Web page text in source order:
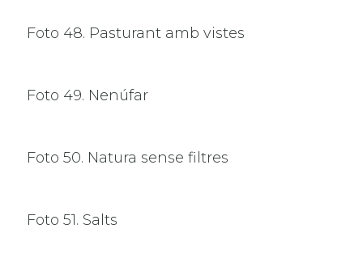
Foto 48. Pasturant amb vistes
Foto 49. Nenúfar
Foto 50. Natura sense filtres
Foto 51. Salts